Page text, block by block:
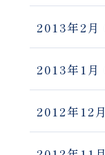
2013年2月
2013年1月
2012年12月